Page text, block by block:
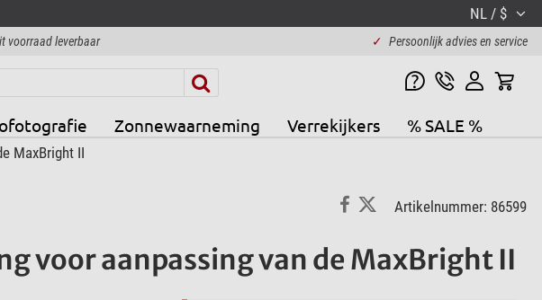
NL / $
voorraad leverbaar ✓ Persoonlijk advies en service
Zonnewaarneming Verrekijkers % SALE %
MaxBright II
Artikelnummer: 86599
voor aanpassing van de MaxBright II